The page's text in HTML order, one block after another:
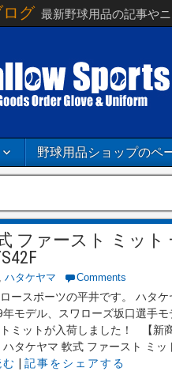
グ 最新野球用品の記事や
野球用品ショップのペ
ファースト ミット
, ハタケヤマ Comments
ースポーツの平井です。 ハタケ
年モデル、スワローズ坂口選手モ
ミットが入荷しました！ 【新
ハタケヤマ 軟式 ファースト ミッ
む
記事をシェアする